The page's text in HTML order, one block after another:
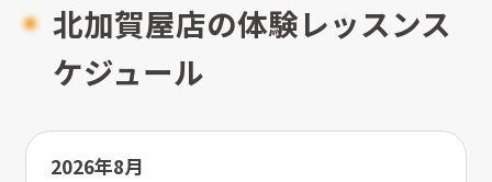
北加賀屋店の体験レッスンス
ケジュール
2026年8月